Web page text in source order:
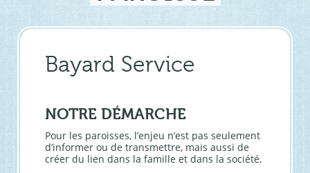
Bayard Service
NOTRE DÉMARCHE
Pour les paroisses, l’enjeu n’est pas seulement
d’informer ou de transmettre, mais aussi de
créer du lien dans la famille et dans la société.